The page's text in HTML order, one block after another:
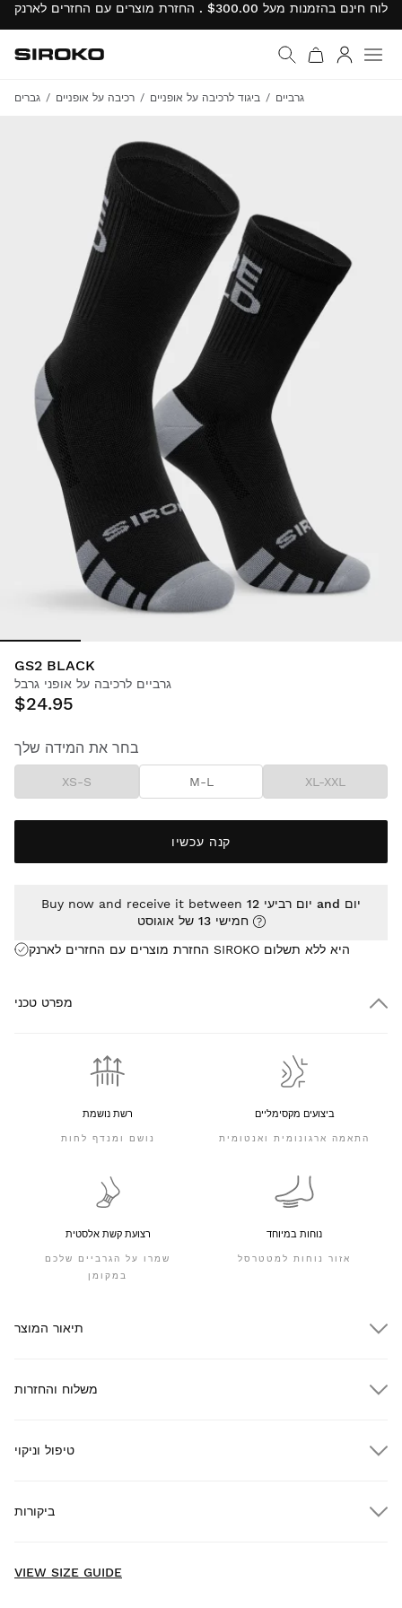
עבור לדף הבית
Siroko.com
גברים רכיבה על אופניים ביגוד לרכיבה על אופניים גרביים
GS2 BLACK
גרביים לרכיבה על אופני גרבל
$24.95
בחר את המידה שלך
XS-S M-L XL-XXL
קנה עכשיו
החזרת מוצרים עם החזרים לארנק SIROKO היא ללא תשלום
Buy now and receive it between יום רביעי 12 and יום
חמישי 13 של אוגוסט
מפרט טכני
רשת נושמת
נושם ומנדף לחות
ביצועים מקסימליים
התאמה ארגונומית ואנטומית
רצועת קשת אלסטית
שמרו על הגרביים שלכם
במקומן
נוחות במיוחד
אזור נוחות למטטרסל
תיאור המוצר
משלוח והחזרות
משלוח עד הבית חינם
טיפול וניקוי
ביקורות
VIEW SIZE GUIDE